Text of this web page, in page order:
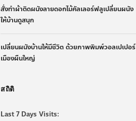
สั่งทำผ้าติดผนังลายดอกไม้คัลเลอร์ฟลูเปลี่ยนผนัง
ให้บ้านดูสนุก
เปลี่ยนผนังบ้านให้มีชีวิต ด้วยภาพพิมพ์วอลเปเปอร์
เมืองผืนใหญ่
สถิติ
Last 7 Days Visits: